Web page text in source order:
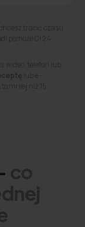
tracić czasu
pomoże Ci 24
wideo, telefon lub
lub e-
mniej niż 15
co